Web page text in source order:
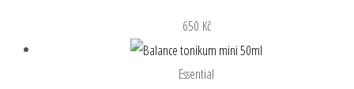
650 Kč
Essential